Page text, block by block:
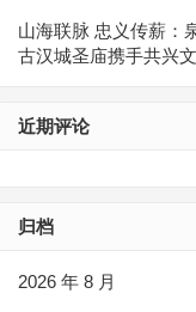
山海联脉 忠义传薪：
古汉城圣庙携手共兴
近期评论
归档
2026 年 8 月